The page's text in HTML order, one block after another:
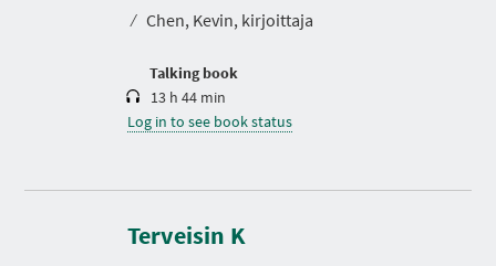
⁄ Chen, Kevin, kirjoittaja
Talking book
i
13 h 44 min
Log in to see book status
Terveisin K
D
r
a